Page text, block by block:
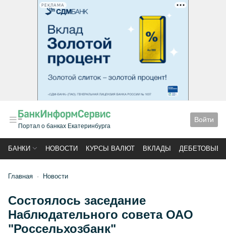
РЕКЛАМА
Портал о банках Екатеринбурга
Войти
БАНКИ НОВОСТИ КУРСЫ ВАЛЮТ ВКЛАДЫ ДЕБЕТОВЫЕ
Главная Новости
Состоялось заседание
Наблюдательного совета ОАО
"Россельхозбанк"